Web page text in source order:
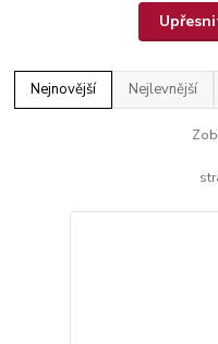
Nejnovější Nejlevnější